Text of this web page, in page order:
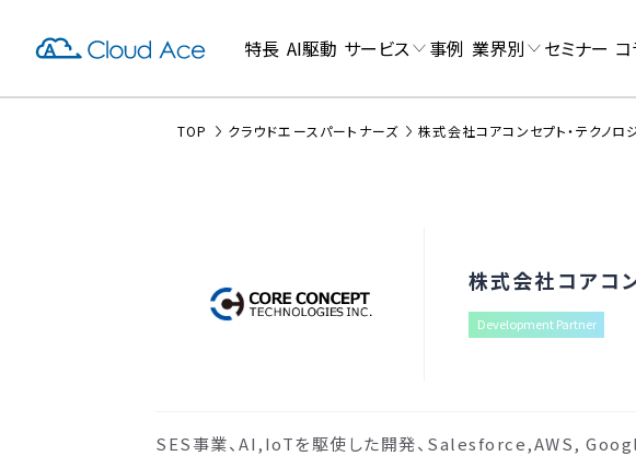
特長 AI駆動 サービス 事例 業界別 セミナー コ
TOP クラウドエースパートナーズ 株式会社コアコンセプト・テクノロ
株式会社コアコ
Development Partner
SES事業、AI,IoTを駆使した開発、Salesforce,AWS,